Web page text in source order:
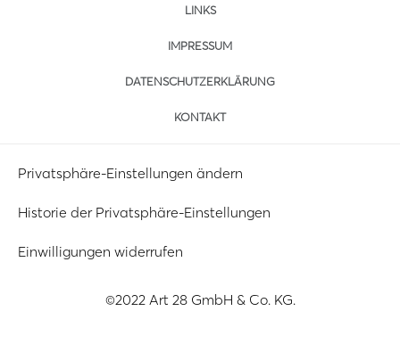
LINKS
IMPRESSUM
DATENSCHUTZERKLÄRUNG
KONTAKT
Privatsphäre-Einstellungen ändern
Historie der Privatsphäre-Einstellungen
Einwilligungen widerrufen
©2022 Art 28 GmbH & Co. KG.